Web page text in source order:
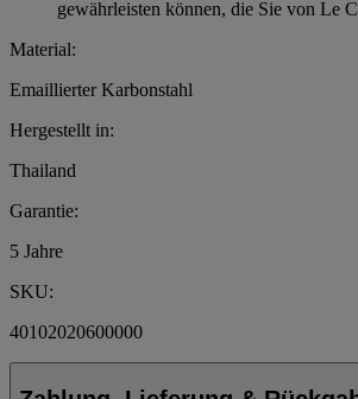
gewährleisten können, die Sie von Le
Material:
Emaillierter Karbonstahl
Hergestellt in:
Thailand
Garantie:
5 Jahre
SKU:
40102020600000